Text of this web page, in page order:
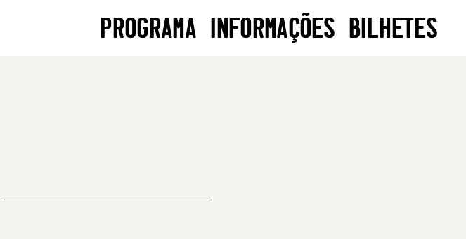
PROGRAMA INFORMAÇÕES BILHETES